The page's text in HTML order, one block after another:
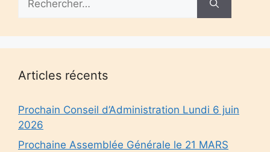
Articles récents
Prochain Conseil d’Administration Lundi 6 juin
2026
Prochaine Assemblée Générale le 21 MARS